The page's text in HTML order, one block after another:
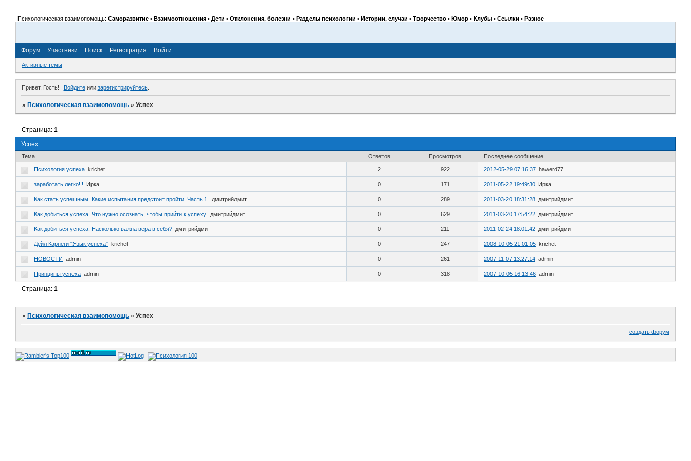
Психологическая взаимопомощь: Саморазвитие • Взаимоотношения • Дети • Отклонения, болезни • Разделы психологии • Истории, случаи • Творчество • Юмор • Клубы • Ссылки • Разное
Форум Участники Поиск Регистрация Войти
Активные темы
Привет, Гость! Войдитеили зарегистрируйтесь.
»Психологическая взаимопомощь »Успех
Успех
Страница:1
Тема Ответов Просмотров Последнее сообщение
Психология успеха krichet 2 922 2012-05-29 07:16:37 hawerd77
заработать легко!!! Ирка 0 171 2011-05-22 19:49:30 Ирка
Как стать успешным. Какие испытания предстоит пройти. Часть 1. дмитрийдмит 0 289 2011-03-20 18:31:28 дмитрийдмит
Как добиться успеха. Что нужно осознать, чтобы прийти к успеху. дмитрийдмит 0 629 2011-03-20 17:54:22 дмитрийдмит
Как добиться успеха. Насколько важна вера в себя? дмитрийдмит 0 211 2011-02-24 18:01:42 дмитрийдмит
Дейл Карнеги "Язык успеха" krichet 0 247 2008-10-05 21:01:05 krichet
НОВОСТИ admin 0 261 2007-11-07 13:27:14 admin
Принципы успеха admin 0 318 2007-10-05 16:13:46 admin
Страница:1
»Психологическая взаимопомощь »Успех
создать форум